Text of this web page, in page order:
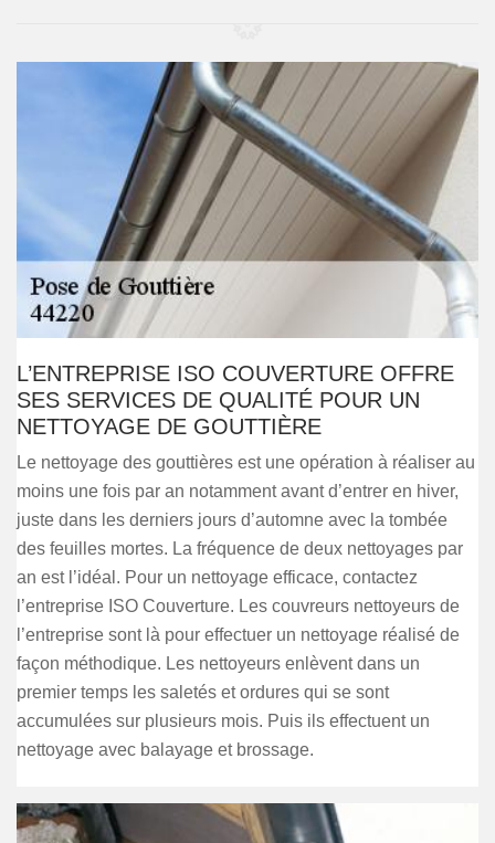
L’ENTREPRISE ISO COUVERTURE OFFRE
SES SERVICES DE QUALITÉ POUR UN
NETTOYAGE DE GOUTTIÈRE
Le nettoyage des gouttières est une opération à réaliser au
moins une fois par an notamment avant d’entrer en hiver,
juste dans les derniers jours d’automne avec la tombée
des feuilles mortes. La fréquence de deux nettoyages par
an est l’idéal. Pour un nettoyage efficace, contactez
l’entreprise ISO Couverture. Les couvreurs nettoyeurs de
l’entreprise sont là pour effectuer un nettoyage réalisé de
façon méthodique. Les nettoyeurs enlèvent dans un
premier temps les saletés et ordures qui se sont
accumulées sur plusieurs mois. Puis ils effectuent un
nettoyage avec balayage et brossage.